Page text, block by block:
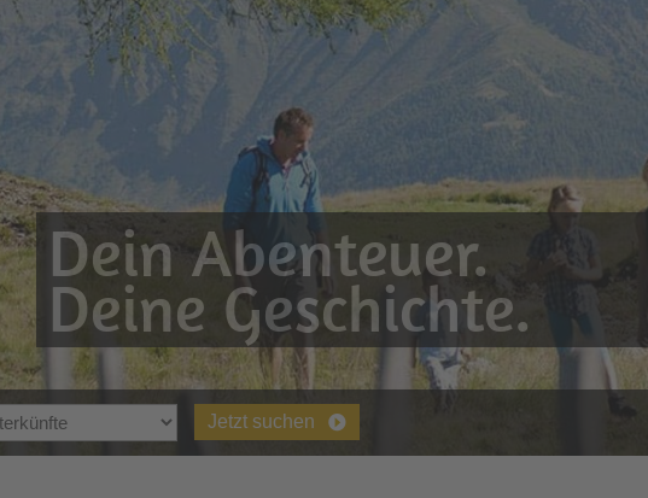
Dein Abenteuer.
Deine Geschichte.
Jetzt suchen